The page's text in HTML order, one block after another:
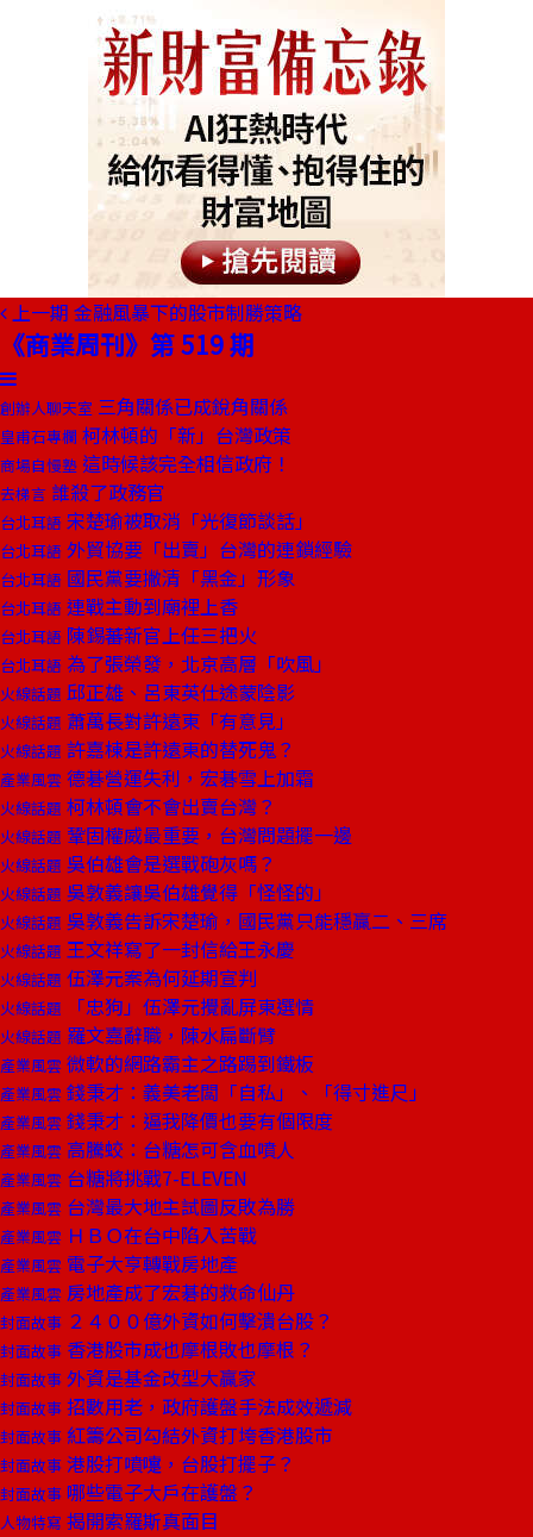
上一期 金融風暴下的股市制勝策略
《商業周刊》第 519 期
創辦人聊天室 三角關係已成銳角關係
皇甫石專欄 柯林頓的「新」台灣政策
商場自慢塾 這時候該完全相信政府！
去梯言 誰殺了政務官
台北耳語 宋楚瑜被取消「光復節談話」
台北耳語 外貿協要「出賣」台灣的連鎖經驗
台北耳語 國民黨要撇清「黑金」形象
台北耳語 連戰主動到廟裡上香
台北耳語 陳錫蕃新官上任三把火
台北耳語 為了張榮發，北京高層「吹風」
火線話題 邱正雄、呂東英仕途蒙陰影
火線話題 蕭萬長對許遠東「有意見」
火線話題 許嘉棟是許遠東的替死鬼？
產業風雲 德碁營運失利，宏碁雪上加霜
火線話題 柯林頓會不會出賣台灣？
火線話題 鞏固權威最重要，台灣問題擺一邊
火線話題 吳伯雄會是選戰砲灰嗎？
火線話題 吳敦義讓吳伯雄覺得「怪怪的」
火線話題 吳敦義告訴宋楚瑜，國民黨只能穩贏二、三席
火線話題 王文祥寫了一封信給王永慶
火線話題 伍澤元案為何延期宣判
火線話題 「忠狗」伍澤元攪亂屏東選情
火線話題 羅文嘉辭職，陳水扁斷臂
產業風雲 微軟的網路霸主之路踢到鐵板
產業風雲 錢秉才：義美老闆「自私」、「得寸進尺」
產業風雲 錢秉才：逼我降價也要有個限度
產業風雲 高騰蛟：台糖怎可含血噴人
產業風雲 台糖將挑戰7-ELEVEN
產業風雲 台灣最大地主試圖反敗為勝
產業風雲 ＨＢＯ在台中陷入苦戰
產業風雲 電子大亨轉戰房地產
產業風雲 房地產成了宏碁的救命仙丹
封面故事 ２４００億外資如何擊潰台股？
封面故事 香港股市成也摩根敗也摩根？
封面故事 外資是基金改型大贏家
封面故事 招數用老，政府護盤手法成效遞減
封面故事 紅籌公司勾結外資打垮香港股市
封面故事 港股打噴嚏，台股打擺子？
封面故事 哪些電子大戶在護盤？
人物特寫 揭開索羅斯真面目